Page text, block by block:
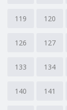
119 120
126 127
133 134
140 141